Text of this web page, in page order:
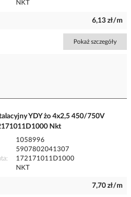
NKT
6,13 zł/m
Pokaż szczegóły
YDY żo 4x2,5 450/750V
Nkt
1058996
5907802041307
172171011D1000
NKT
7,70 zł/m